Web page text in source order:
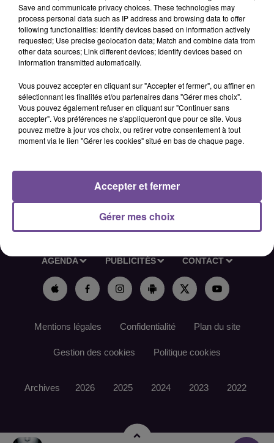
Une entreprise à Seilhac recherche un Hôte de Caisse (H/F).
Vous devrez gérer la ligne de caisse, assurer la location des
véhicules, appliquer le programme fidélité, effectuer les
tâches courantes de traitement administratif et comptable,
des opérations de reprise, ou encore prendre un poste de
caisse et remplacer le responsable en cas d’absence. Le
poste est à pourvoir en CDI, à temps plein. Une première
expérience d’1 an sur un poste similaire est demandée.
AGENDA PUBLICITÉS CONTACT
Mentions légales Confidentialité Plan du site
Gestion des cookies Politique cookies
Archives 2026 2025 2024 2023 2022
Save and communicate privacy choices. These technologies may
process personal data such as IP address and browsing data to offer
following functionalities: Identify devices based on information actively
requested; Use precise geolocation data; Match and combine data from
other data sources; Link different devices; Identify devices based on
information transmitted automatically.
Vous pouvez accepter en cliquant sur "Accepter et fermer", ou affiner en
sélectionnant les finalités et/ou partenaires dans "Gérer mes choix".
Vous pouvez également refuser en cliquant sur "Continuer sans
accepter". Vos préférences ne s'appliqueront que pour ce site. Vous
pouvez mettre à jour vos choix, ou retirer votre consentement à tout
moment via le lien "Gérer les cookies" situé en bas de chaque page.
Gérer mes choix
Accepter et fermer